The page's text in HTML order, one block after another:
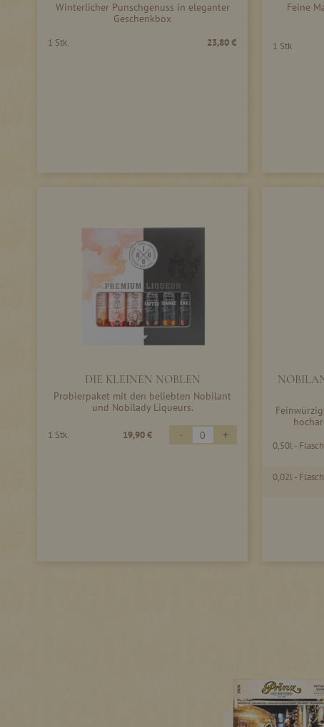
Winterlicher Punschgenuss in eleganter
Geschenkbox
1 Stk. 23,80 €
Feine
1 Stk
DIE KLEINEN NOBLEN
Probierpaket mit den beliebten Nobilant
und Nobilady Liqueurs.
1 Stk. 19,90 € - +
0,50l -
0,02l -